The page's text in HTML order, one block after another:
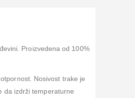
Proizvedena od 100%
Nosivost trake je
da izdrži temperaturne